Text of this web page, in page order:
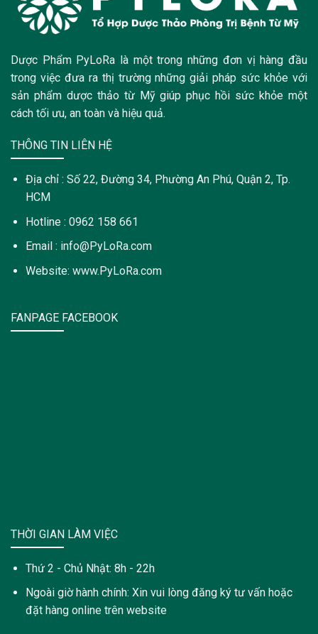
Dược Phẩm PyLoRa là một trong những đơn vị hàng đầu
trong việc đưa ra thị trường những giải pháp sức khỏe với
sản phẩm dược thảo từ Mỹ giúp phục hồi sức khỏe một
cách tối ưu, an toàn và hiệu quả.
THÔNG TIN LIÊN HỆ
Địa chỉ : Số 22, Đường 34, Phường An Phú, Quận 2, Tp.
HCM
Hotline : 0962 158 661
Email : info@PyLoRa.com
Website: www.PyLoRa.com
FANPAGE FACEBOOK
THỜI GIAN LÀM VIỆC
Thứ 2 - Chủ Nhật: 8h - 22h
Ngoài giờ hành chính: Xin vui lòng đăng ký tư vấn hoặc
đặt hàng online trên website